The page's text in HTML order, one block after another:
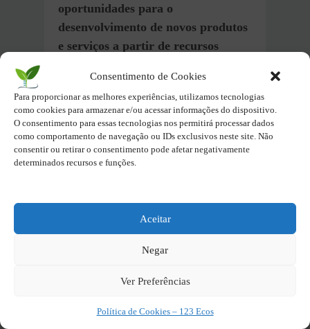
Consentimento de Cookies
Para proporcionar as melhores experiências, utilizamos tecnologias
como cookies para armazenar e/ou acessar informações do dispositivo.
O consentimento para essas tecnologias nos permitirá processar dados
como comportamento de navegação ou IDs exclusivos neste site. Não
consentir ou retirar o consentimento pode afetar negativamente
determinados recursos e funções.
Aceitar
Negar
Ver Preferências
Política de Cookies – 123 Ecos
oportunidades para o
desenvolvimento de novos produtos
e serviços a partir de recursos
e reduzindo a dependência do setor
primário.
Além disso, abioeconomia
impulsiona a geração de empregos
desenvolvimento,turismo ecológico
biotecnologia.
fortalecimento daagricultura